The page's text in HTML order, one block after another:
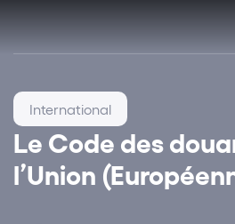
Le Code des
l’Union
International